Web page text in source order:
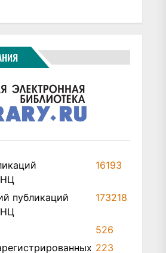
16193
публикаций
173218
526
223